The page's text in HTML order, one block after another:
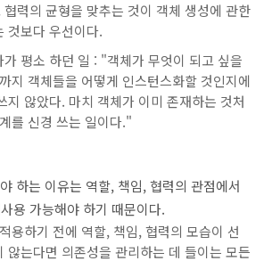
력의 균형을 맞추는 것이 객체 생성에 관한
것보다 우선이다.
가 평소 하던 일 : "객체가 무엇이 되고 싶을
지 객체들을 어떻게 인스턴스화할 것인지에
지 않았다. 마치 객체가 이미 존재하는 것처
를 신경 쓰는 일이다."
하는 이유는 역할, 책임, 협력의 관점에서
용 가능해야 하기 때문이다.
용하기 전에 역할, 책임, 협력의 모습이 선
않는다면 의존성을 관리하는 데 들이는 모든